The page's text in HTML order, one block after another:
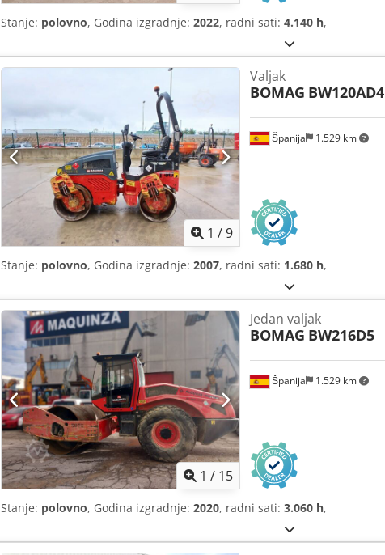
Stanje: polovno, Godina izgradnje: 2022, radni sati: 4.140 h,
1 /9
Španija 1.529 km
Valjak
BOMAG BW120AD4
Stanje: polovno, Godina izgradnje: 2007, radni sati: 1.680 h,
1 / 15
Španija 1.529 km
Jedan valjak
BOMAG BW216D5
Stanje: polovno, Godina izgradnje: 2020, radni sati: 3.060 h,